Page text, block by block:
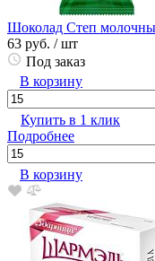
Шоколад Степ
63 руб. / шт
Под заказ
В корзину
Купить в 1 клик
Подробнее
В корзину